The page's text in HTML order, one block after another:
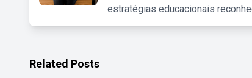
estratégias educacionais
Related Posts